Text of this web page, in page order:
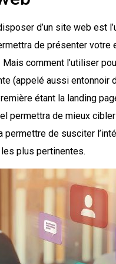
d’un site web est
de présenter
comment l’utiliser
(appelé aussi
étant la landing
permettra de mieux
permettre de susciter
plus pertinentes.